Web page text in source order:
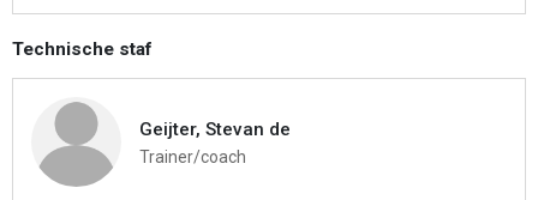
Technische staf
Geijter, Stevan de
Trainer/coach